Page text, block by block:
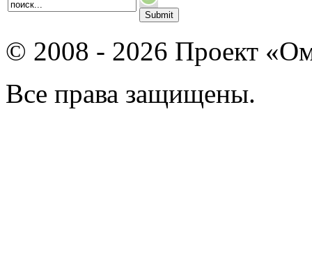
© 2008 - 2026 Проект
Все права защищены.